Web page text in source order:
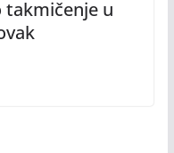
takmičenje u